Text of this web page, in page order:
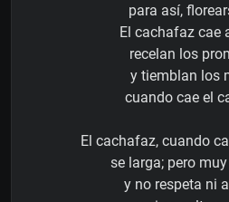
para así,
El cachafaz cae
recelan los
y tiemblan los
cuando cae el
El cachafaz, cuando
se larga; pero
y no respeta ni